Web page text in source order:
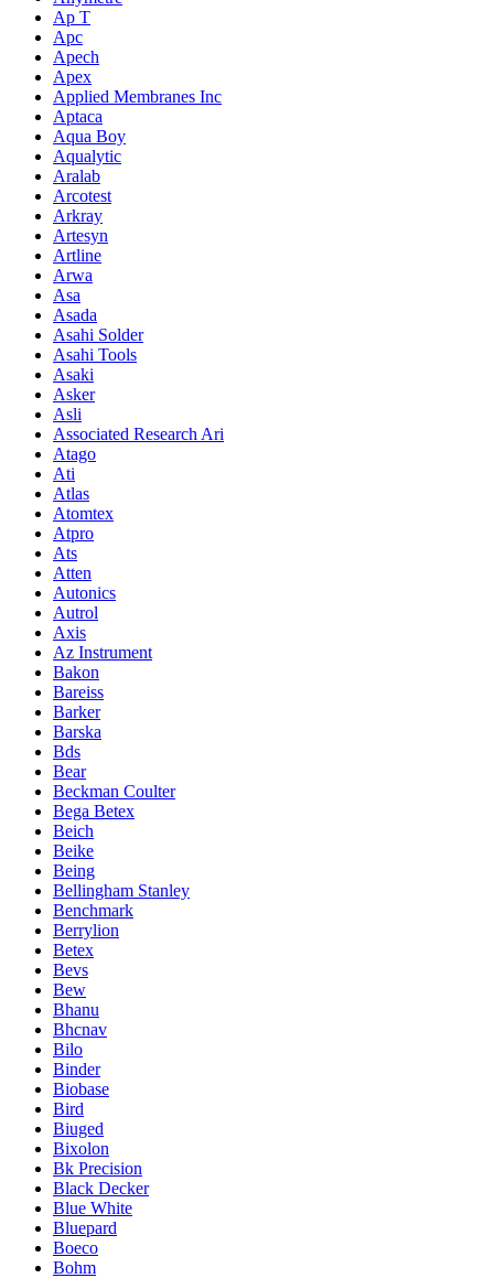
Ap T
Apc
Apech
Apex
Applied Membranes Inc
Aptaca
Aqua Boy
Aqualytic
Aralab
Arcotest
Arkray
Artesyn
Artline
Arwa
Asa
Asada
Asahi Solder
Asahi Tools
Asaki
Asker
Asli
Associated Research Ari
Atago
Ati
Atlas
Atomtex
Atpro
Ats
Atten
Autonics
Autrol
Axis
Az Instrument
Bakon
Bareiss
Barker
Barska
Bds
Bear
Beckman Coulter
Bega Betex
Beich
Beike
Being
Bellingham Stanley
Benchmark
Berrylion
Betex
Bevs
Bew
Bhanu
Bhcnav
Bilo
Binder
Biobase
Bird
Biuged
Bixolon
Bk Precision
Black Decker
Blue White
Bluepard
Boeco
Bohm